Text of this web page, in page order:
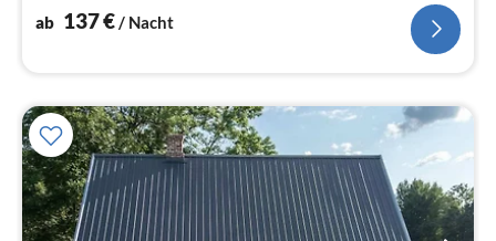
Wohn-/Schlafzimmer(TV, Chromecast)
ab 137€/ Nacht